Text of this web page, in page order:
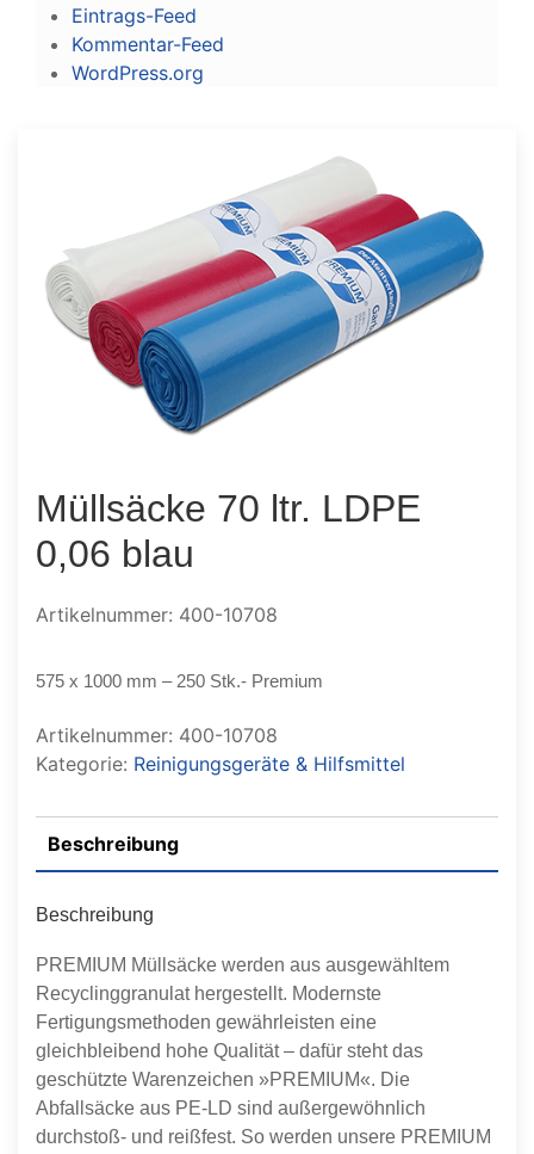
Eintrags-Feed
Kommentar-Feed
WordPress.org
Müllsäcke 70 ltr. LDPE
0,06 blau
Artikelnummer: 400-10708
575 x 1000 mm – 250 Stk.- Premium
Artikelnummer: 400-10708
Kategorie: Reinigungsgeräte & Hilfsmittel
Beschreibung
Beschreibung
PREMIUM Müllsäcke werden aus ausgewähltem
Recyclinggranulat hergestellt. Modernste
Fertigungsmethoden gewährleisten eine
gleichbleibend hohe Qualität – dafür steht das
geschützte Warenzeichen »PREMIUM«. Die
Abfallsäcke aus PE-LD sind außergewöhnlich
durchstoß- und reißfest. So werden unsere PREMIUM